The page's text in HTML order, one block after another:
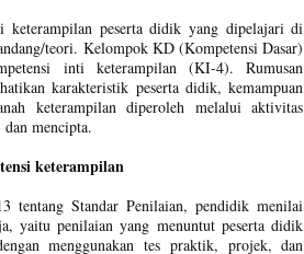
keterampilan peserta didik yang dipelajari di
teori. Kelompok KD (Kompetensi Dasar)
inti keterampilan (KI-4). Rumusan
karakteristik peserta didik, kemampuan
keterampilan diperoleh melalui aktivitas
mencipta.
keterampilan
tentang Standar Penilaian, pendidik menilai
yaitu penilaian yang menuntut peserta didik
menggunakan tes praktik, projek, dan